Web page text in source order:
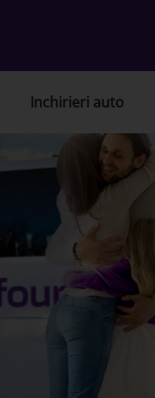
Inchirieri auto